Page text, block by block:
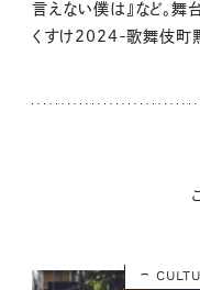
言えない僕は』など。舞
くすけ2024-歌舞伎町